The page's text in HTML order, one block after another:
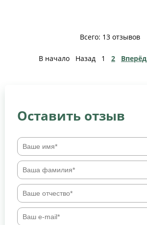
Всего: 13 отзывов
В начало Назад 1 2 Вперёд
Оставить отзыв